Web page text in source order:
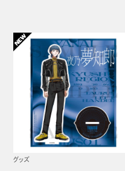
グッズ